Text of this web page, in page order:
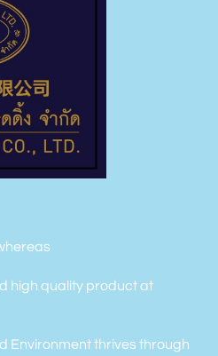
high quality product at
Environment thrives through